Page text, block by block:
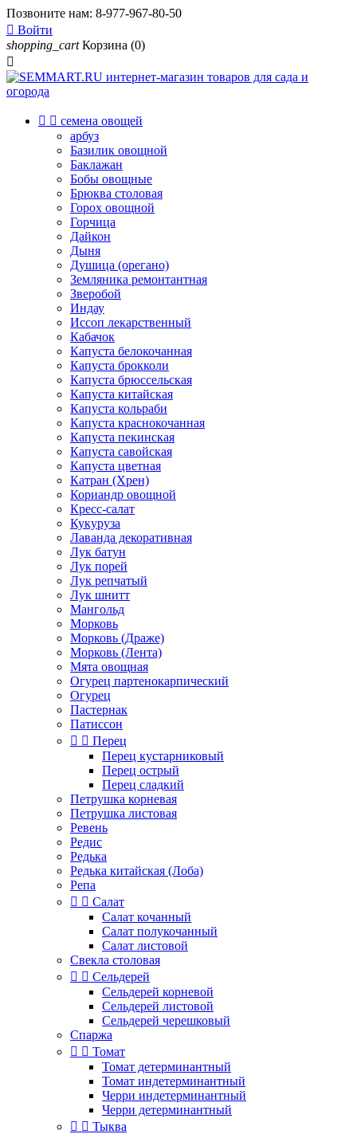
Позвоните нам: 8-977-967-80-50
 Войти
shopping_cart Корзина (0)

  семена овощей
арбуз
Базилик овощной
Баклажан
Бобы овощные
Брюква столовая
Горох овощной
Горчица
Дайкон
Дыня
Душица (орегано)
Земляника ремонтантная
Зверобой
Индау
Иссоп лекарственный
Кабачок
Капуста белокочанная
Капуста брокколи
Капуста брюссельская
Капуста китайская
Капуста кольраби
Капуста краснокочанная
Капуста пекинская
Капуста савойская
Капуста цветная
Катран (Хрен)
Кориандр овощной
Кресс-салат
Кукуруза
Лаванда декоративная
Лук батун
Лук порей
Лук репчатый
Лук шнитт
Мангольд
Морковь
Морковь (Драже)
Морковь (Лента)
Мята овощная
Огурец партенокарпический
Огурец
Пастернак
Патиссон
  Перец
Перец кустарниковый
Перец острый
Перец сладкий
Петрушка корневая
Петрушка листовая
Ревень
Редис
Редька
Редька китайская (Лоба)
Репа
  Салат
Салат кочанный
Салат полукочанный
Салат листовой
Свекла столовая
  Сельдерей
Сельдерей корневой
Сельдерей листовой
Сельдерей черешковый
Спаржа
  Томат
Томат детерминантный
Томат индетерминантный
Черри индетерминантный
Черри детерминантный
  Тыква